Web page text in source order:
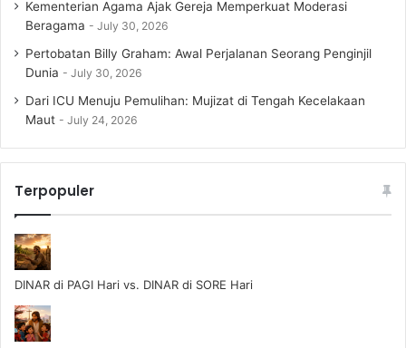
Kementerian Agama Ajak Gereja Memperkuat Moderasi
Beragama
July 30, 2026
Pertobatan Billy Graham: Awal Perjalanan Seorang Penginjil
Dunia
July 30, 2026
Dari ICU Menuju Pemulihan: Mujizat di Tengah Kecelakaan
Maut
July 24, 2026
Terpopuler
DINAR di PAGI Hari vs. DINAR di SORE Hari